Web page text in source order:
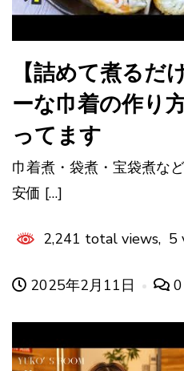
【詰めて煮るだ
ーな巾着の作り
ってます
巾着煮・袋煮・宝袋煮な
安価 […]
2,241 total views, 5
2025年2月11日 0